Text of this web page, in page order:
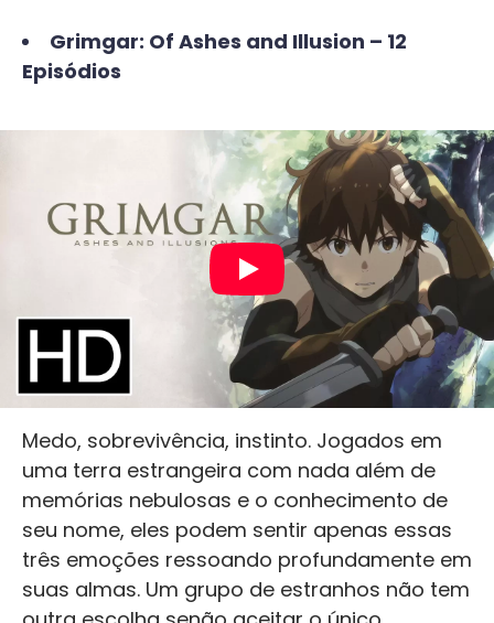
Grimgar: Of Ashes and Illusion – 12
Episódios
Medo, sobrevivência, instinto. Jogados em
uma terra estrangeira com nada além de
memórias nebulosas e o conhecimento de
seu nome, eles podem sentir apenas essas
três emoções ressoando profundamente em
suas almas. Um grupo de estranhos não tem